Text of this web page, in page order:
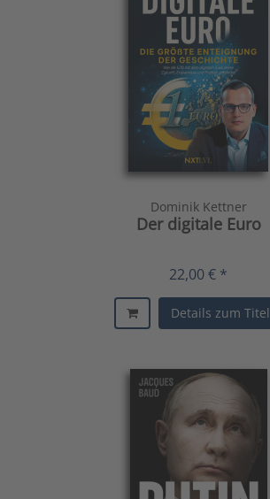
Dominik Kettner
Der digitale Euro
22,00 € *
Details zum Titel